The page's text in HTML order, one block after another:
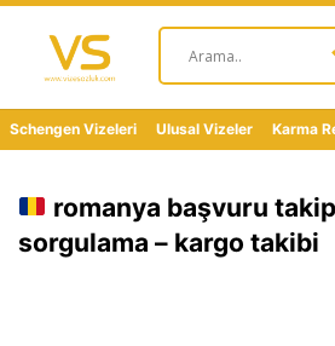
Schengen Vizeleri Ulusal Vizeler Karma
romanya başvuru
sorgulama – kargo takibi